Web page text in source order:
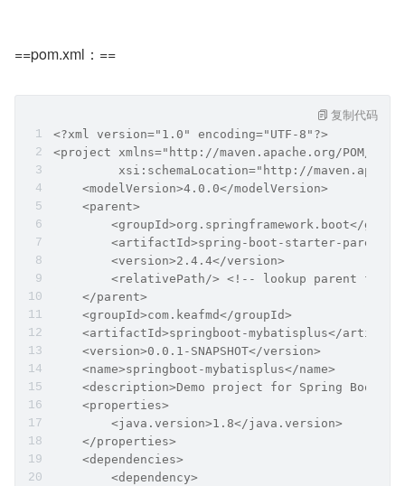
​==pom.xml：==
<?xml version="1.0" encoding="UTF-8"?>
<project xmlns="http://maven.apache.org/POM/
xsi:schemaLocation="http://
    <modelVersion>4.0.0</modelVersion>
    <parent>
<groupId>org.springframework.boot</
<artifactId>spring-boot-starter-parent</
        <version>2.4.4</version>
<relativePath/> <!-- lookup parent from
    </parent>
    <groupId>com.keafmd</groupId>
<artifactId>springboot-mybatisplus</
    <version>0.0.1-SNAPSHOT</version>
    <name>springboot-mybatisplus</name>
<description>Demo project for Spring Boot</
    <properties>
        <java.version>1.8</java.version>
    </properties>
    <dependencies>
        <dependency>
复制代码